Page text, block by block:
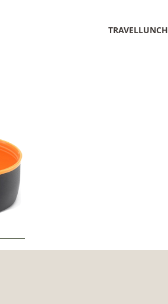
TRAVELLUNCH